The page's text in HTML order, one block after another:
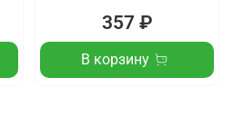
357 ₽
В корзину